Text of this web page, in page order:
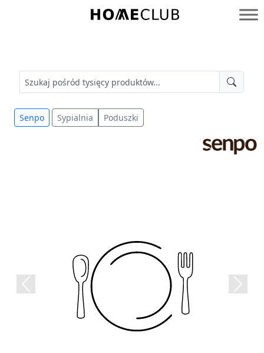
Homeclub
Senpo Sypialnia Poduszki
Previous Next